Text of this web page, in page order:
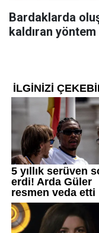
Bardaklarda
kaldıran yöntem